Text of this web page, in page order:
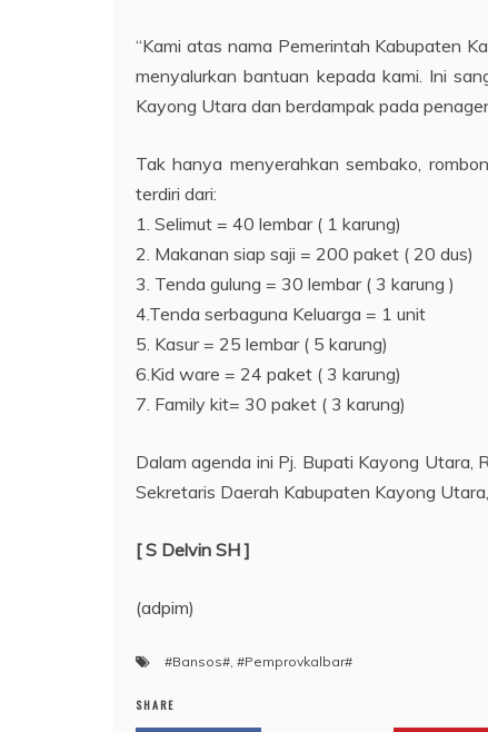
“Kami atas nama Pemerintah Kabupaten
menyalurkan bantuan kepada kami. Ini
Kayong Utara dan berdampak pada
Tak hanya menyerahkan sembako,
terdiri dari:
1. Selimut = 40 lembar ( 1 karung)
2. Makanan siap saji = 200 paket ( 20 dus)
3. Tenda gulung = 30 lembar ( 3 karung )
4.Tenda serbaguna Keluarga = 1 unit
5. Kasur = 25 lembar ( 5 karung)
6.Kid ware = 24 paket ( 3 karung)
7. Family kit= 30 paket ( 3 karung)
Dalam agenda ini Pj. Bupati Kayong Utara,
Sekretaris Daerah Kabupaten Kayong
[ S Delvin SH ]
(adpim)
#Bansos# #Pemprovkalbar#
SHARE